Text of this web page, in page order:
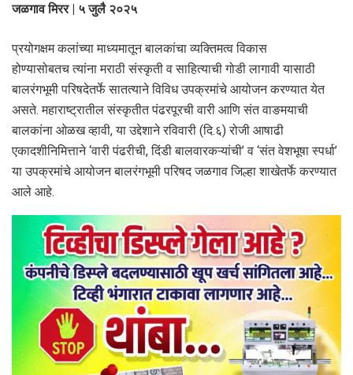
जळगाव मिरर | ५ जुलै २०२५
प्रयोगक्षम कलांच्या माध्यमातून बालकांचा व्यक्तिमत्व विकास
होण्यासोबतच त्यांना मराठी संस्कृती व साहित्याची गोडी लागावी यासाठी
बालरंगभूमी परिषदेतर्फे सातत्याने विविध उपक्रमांचे आयोजन करण्यात येत
असते. महाराष्ट्रातील संस्कृतीत पंढरपूरची वारी आणि संत वाङमयाची
बालकांना ओळख व्हावी, या उद्देशाने रविवारी (दि.६) रोजी आषाढी
एकादशीनिमित्ताने ‘वारी पंढरीची, दिंडी बालवारकऱ्यांची’ व ‘संत वेशभूषा स्पर्धा’
या उपक्रमांचे आयोजन बालरंगभूमी परिषद जळगाव जिल्हा शाखेतर्फे करण्यात
आले आहे.